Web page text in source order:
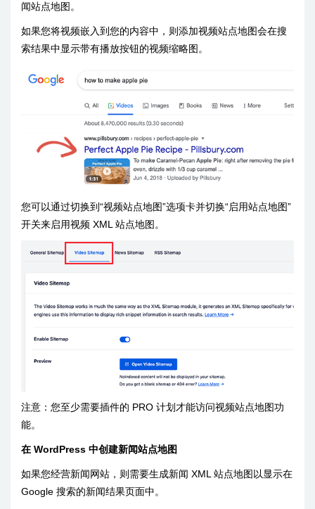
闻站点地图。
如果您将视频嵌入到您的内容中，则添加视频站点地图会在搜
索结果中显示带有播放按钮的视频缩略图。
您可以通过切换到“视频站点地图”选项卡并切换“启用站点地图”
开关来启用视频 XML 站点地图。
注意：您至少需要插件的 PRO 计划才能访问视频站点地图功
能。
在 WordPress 中创建新闻站点地图
如果您经营新闻网站，则需要生成新闻 XML 站点地图以显示在
Google 搜索的新闻结果页面中。